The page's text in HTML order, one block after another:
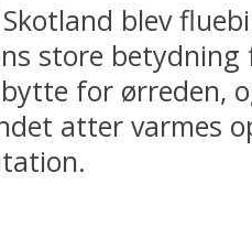
blev
store
for ørreden,
atter varmes